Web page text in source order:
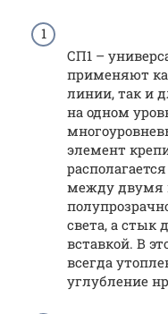
СП1 –
применяют
линии, так и
на одном
элемент
между двумя
света, а стык
вставкой. В
всегда
углубление